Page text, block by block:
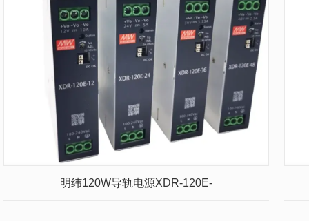
明纬120W导轨电源XDR-120E-